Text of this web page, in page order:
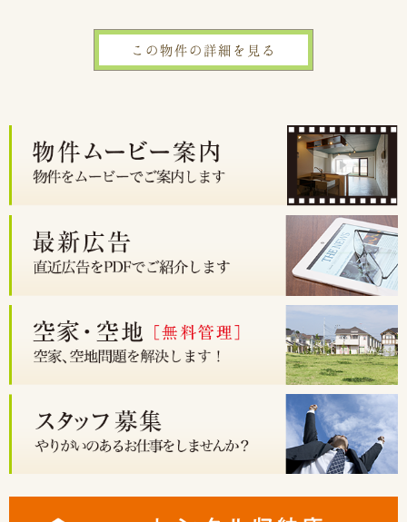
この物件の詳細を見る